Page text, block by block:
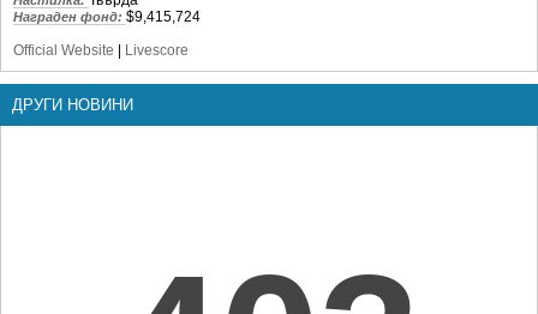
Награден фонд: $9,415,724
Official Website | Livescore
ДРУГИ НОВИНИ